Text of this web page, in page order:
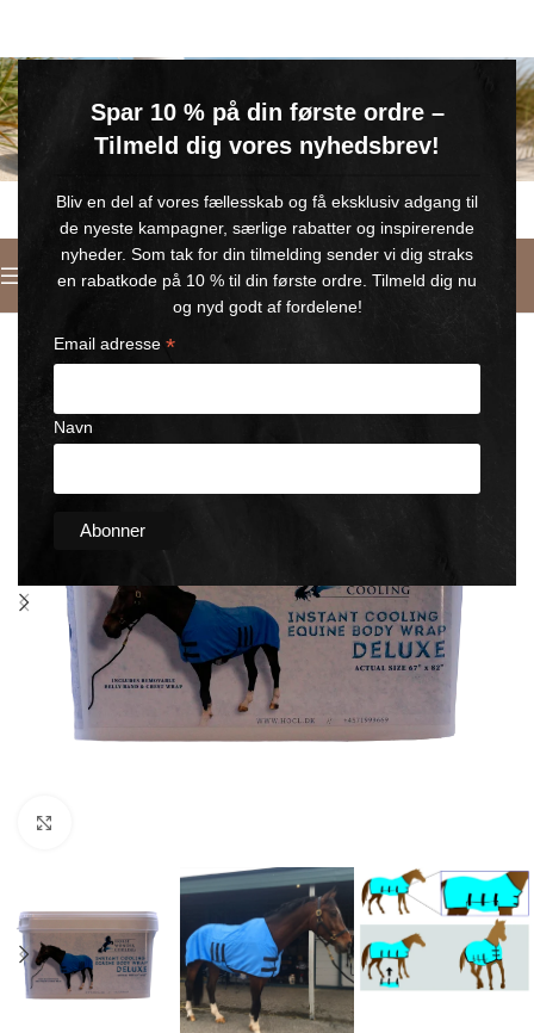
Spar 10 % på din første ordre –
Tilmeld dig vores nyhedsbrev!
Bliv en del af vores fællesskab og få eksklusiv adgang til
de nyeste kampagner, særlige rabatter og inspirerende
nyheder. Som tak for din tilmelding sender vi dig straks
en rabatkode på 10 % til din første ordre. Tilmeld dig nu
og nyd godt af fordelene!
Email adresse *
Navn
Køb for min. 600 kr.
🎁 Gælder til og med d. 9. august
Deutsch
Startseite /Horse Wonder product